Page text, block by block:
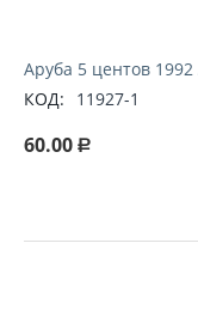
Аруба 5 центов 1992
КОД:
11927-1
60.00 Р